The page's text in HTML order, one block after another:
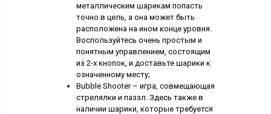
металлическим шарикам попасть
точно в цель, а она может быть
расположена на ином конце уровня.
Воспользуйтесь очень простым и
понятным управлением, состоящим
из 2-х кнопок, и доставьте шарики к
означенному месту;
Bubble Shooter – игра, совмещающая
стрелялки и паззл. Здесь также в
наличии шарики, которые требуется